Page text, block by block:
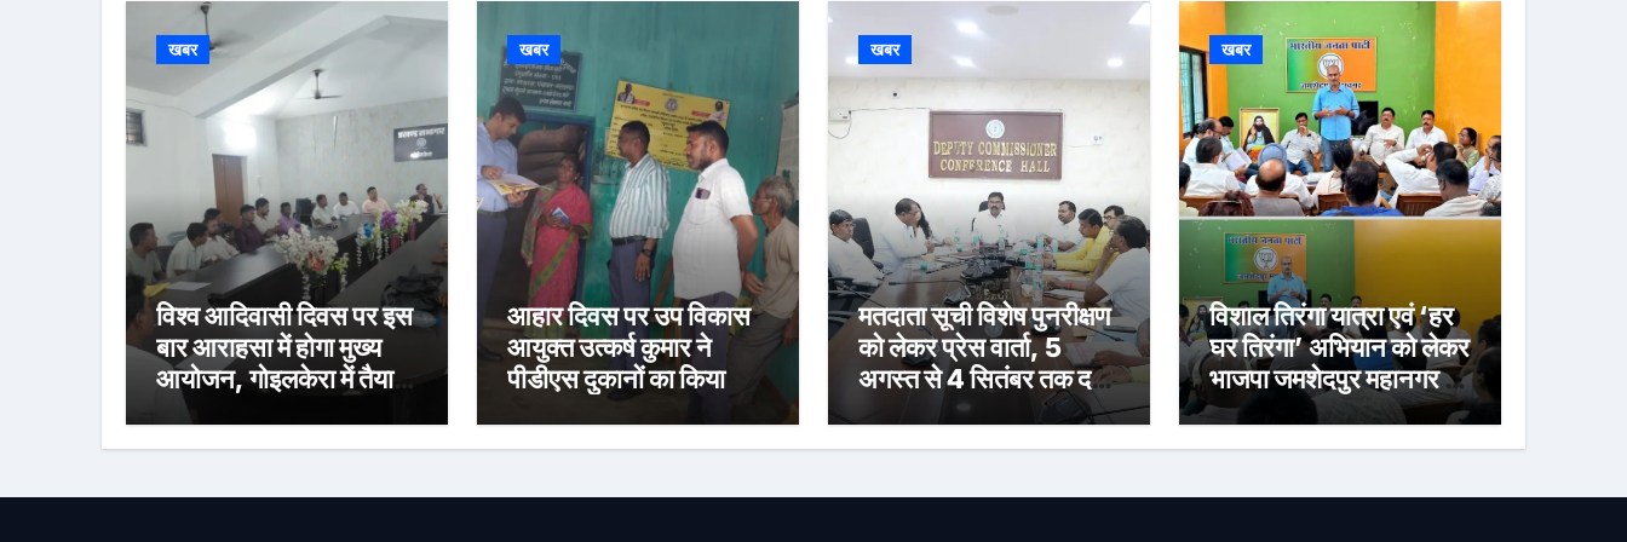
खबर
विश्व आदिवासी दिवस पर इस
बार आराहसा में होगा मुख्य
आयोजन, गोइलकेरा में तैयारी
बैठक संपन्न
खबर
आहार दिवस पर उप विकास
आयुक्त उत्कर्ष कुमार ने
पीडीएस दुकानों का किया
वितरण के दिए निर्देश
खबर
मतदाता सूची विशेष पुनरीक्षण
को लेकर प्रेस वार्ता, 5
अगस्त से 4 सितंबर तक दर्ज
होंगे दावा-आपत्ति
खबर
विशाल तिरंगा यात्रा एवं ‘हर
घर तिरंगा’ अभियान को लेकर
भाजपा जमशेदपुर महानगर की
तैयारियां हुई तेज, 9 अगस्त
को साकची नेताजी सुभाष
तिरंगा यात्रा